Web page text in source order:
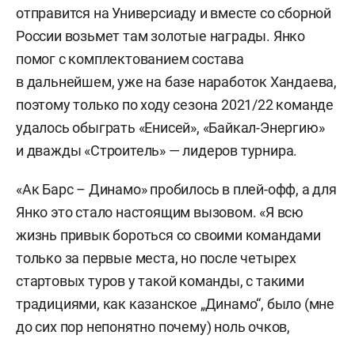
отправится на Универсиаду и вместе со сборной
России возьмет там золотые награды. Янко
помог с комплектованием состава
в дальнейшем, уже на базе наработок Хандаева,
поэтому только по ходу сезона 2021/22 команде
удалось обыграть «Енисей», «Байкал-Энергию»
и дважды «Строитель» — лидеров турнира.
«Ак Барс – Динамо» пробилось в плей-офф, а для
Янко это стало настоящим вызовом. «Я всю
жизнь привык бороться со своими командами
только за первые места, но после четырех
стартовых туров у такой команды, с такими
традициями, как казанское „Динамо“, было (мне
до сих пор непонятно почему) ноль очков,